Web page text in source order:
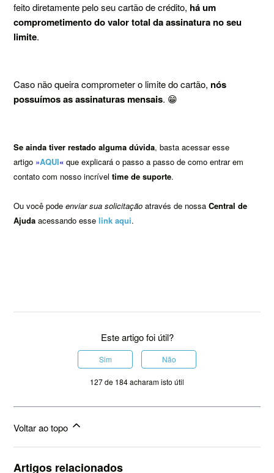
feito diretamente pelo seu cartão de crédito, há um
comprometimento do valor total da assinatura no seu
limite.
Caso não queira comprometer o limite do cartão, nós
possuímos as assinaturas mensais. 😁
Se ainda tiver restado alguma dúvida, basta acessar esse
artigo »AQUI« que explicará o passo a passo de como entrar em
contato com nosso incríveltime de suporte.
Ou você podeenviar sua solicitação através de nossaCentral de
Ajuda acessando esselink aqui.
Este artigo foi útil?
Sim Não
127 de 184 acharam isto útil
Voltar ao topo
Artigos relacionados